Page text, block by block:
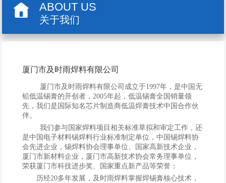
ABOUT US
关于我们
厦门市及时雨焊料有限公司
厦门市及时雨焊料有限公司成立于1997年，是中国无
铅低温锡膏的开创者，2005年起，低温锡膏全国销量领
先，我们是国际知名芯片制造商低温焊膏技术中国合作伙
伴。
我们参与国家焊料项目相关标准草拟和审定工作，还
是中国电子材料锡焊料行业标准制定单位，中国锡焊料协
会先进企业，锡焊料协会理事单位、国家高新技术企业，
厦门市新材料企业，厦门市高新技术协会常务理事单位，
荣获厦门市科技进步奖、国家重点新产品等荣誉；
历经20多年发展，及时雨焊料掌握焊锡膏核心技术，